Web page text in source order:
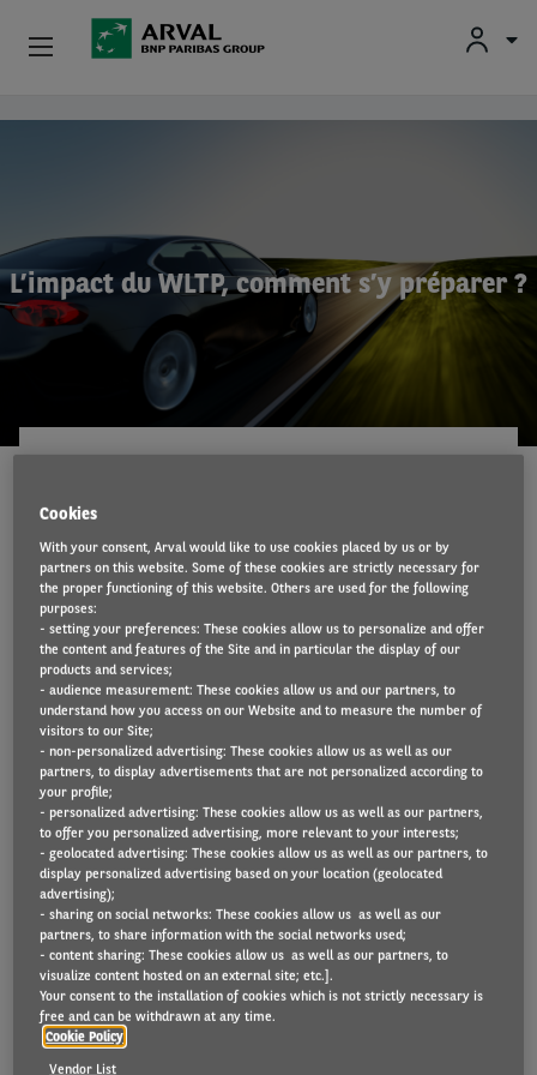
L’impact du WLTP, comment s’y préparer ?
En cette période de covid-19, le WLTP reste un sujet
d'actualité. Sachant que le WLTP sera la seule norme
à partir de janvier 2021 en Belgique : quels effets le
WLTP aura-t-il sur les flottes en termes d’émissions
CO2et de budget full TCO pour les années à venir ?
Comment les entreprises peuvent-elles déjà
l’anticiper ?
Il est temps de passer à l’action !
Sur base de ce que nous savons aujourd'hui, Arval
Consulting a réalisé des projections concernant
l’impact du WLTP sur les flottes professionnelles en
Belgique.
Cette analyse a été réalisée avec des données du
Particuliers
Corporate
Voiture D'occasion
À Propos D’Arval
Conducteurs
Cookies
With your consent, Arval would like to use cookies placed by us or by
partners on this website. Some of these cookies are strictly necessary for
the proper functioning of this website. Others are used for the following
purposes:
- setting your preferences: These cookies allow us to personalize and offer
the content and features of the Site and in particular the display of our
products and services;
- audience measurement: These cookies allow us and our partners, to
understand how you access on our Website and to measure the number of
visitors to our Site;
- non-personalized advertising: These cookies allow us as well as our
partners, to display advertisements that are not personalized according to
your profile;
- personalized advertising: These cookies allow us as well as our partners,
to offer you personalized advertising, more relevant to your interests;
- geolocated advertising: These cookies allow us as well as our partners, to
display personalized advertising based on your location (geolocated
advertising);
- sharing on social networks: These cookies allow us as well as our
partners, to share information with the social networks used;
- content sharing: These cookies allow us as well as our partners, to
visualize content hosted on an external site; etc.].
Your consent to the installation of cookies which is not strictly necessary is
free and can be withdrawn at any time.
Cookie Policy
Vendor List